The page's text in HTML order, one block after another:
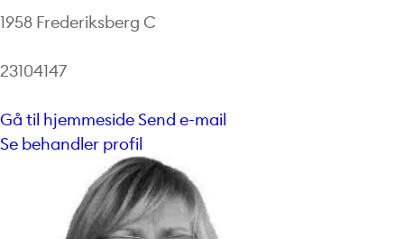
1958 Frederiksberg C
23104147
Gå til hjemmesideSend e-mail
Se behandler profil